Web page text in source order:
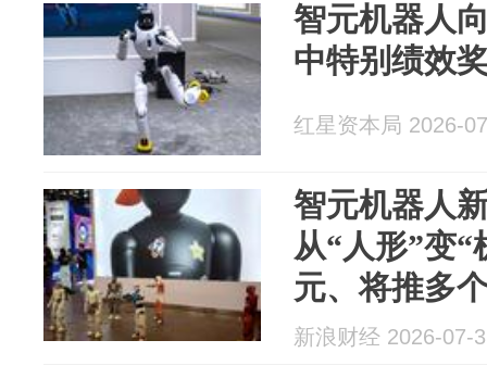
智元机器人
中特别绩效
红星资本局 2026-
智元机器人
从“人形”变“
元、将推多
新浪财经 2026-07-